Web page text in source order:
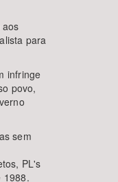
para
infringe
povo,
sem
PL's
1988.